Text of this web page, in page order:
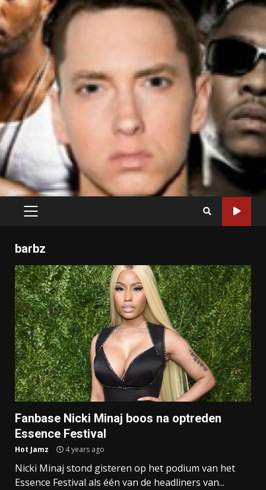
PRIMARY
barbz
Fanbase Nicki Minaj boos na optreden
Essence Festival
Hot Jamz 4 years ago
Nicki Minaj stond gisteren op het podium van het
Essence Festival als één van de headliners van...